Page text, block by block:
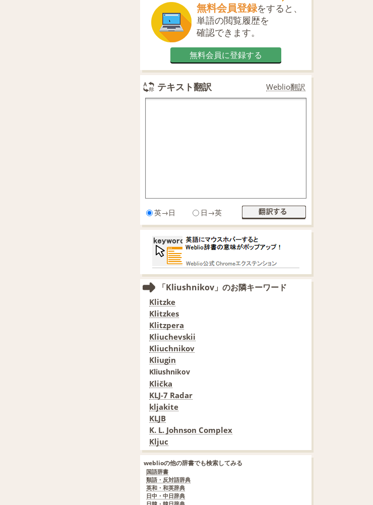
無料会員登録をすると、
単語の閲覧履歴を
確認できます。
無料会員に登録する
テキスト翻訳 Weblio翻訳
英→日 日→英
「Kliushnikov」のお隣キーワード
Klitzke
Klitzkes
Klitzpera
Kliuchevskii
Kliuchnikov
Kliugin
Kliushnikov
Klička
KLJ-7 Radar
kljakite
KLJB
K. L. Johnson Complex
Kljuc
weblioの他の辞書でも検索してみる
国語辞書
類語・反対語辞典
英和・和英辞典
日中・中日辞典